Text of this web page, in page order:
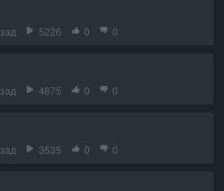
5226 0 0
4875 0 0
3535 0 0